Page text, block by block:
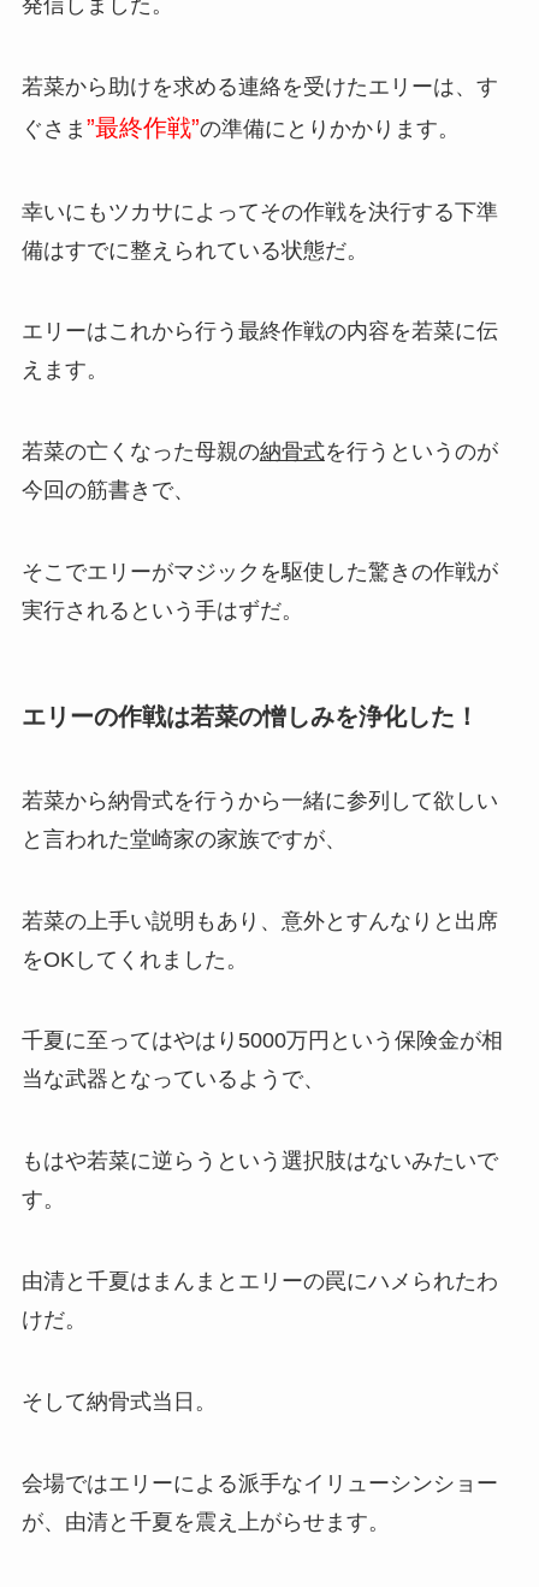
発信しました。
若菜から助けを求める連絡を受けたエリーは、す
ぐさま ”最終作戦”の準備にとりかかります。
幸いにもツカサによってその作戦を決行する下準
備はすでに整えられている状態だ。
エリーはこれから行う最終作戦の内容を若菜に伝
えます。
若菜の亡くなった母親の納骨式を行うというのが
今回の筋書きで、
そこでエリーがマジックを駆使した驚きの作戦が
実行されるという手はずだ。
エリーの作戦は若菜の憎しみを浄化した！
若菜から納骨式を行うから一緒に参列して欲しい
と言われた堂崎家の家族ですが、
若菜の上手い説明もあり、意外とすんなりと出席
をOKしてくれました。
千夏に至ってはやはり5000万円という保険金が相
当な武器となっているようで、
もはや若菜に逆らうという選択肢はないみたいで
す。
由清と千夏はまんまとエリーの罠にハメられたわ
けだ。
そして納骨式当日。
会場ではエリーによる派手なイリューシンショー
が、由清と千夏を震え上がらせます。